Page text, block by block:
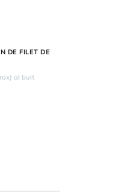
DE FILET DE
al buit